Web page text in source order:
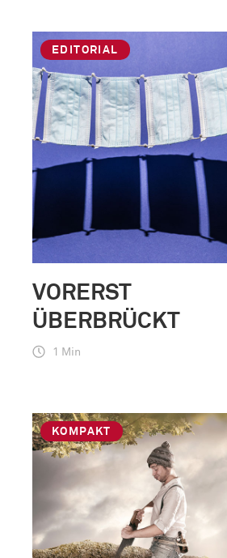
EDITORIAL
VORERST
ÜBERBRÜCKT
1 Min
KOMPAKT